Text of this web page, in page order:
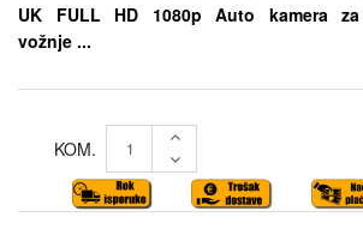
UK FULL HD 1080p Auto kamera
vožnje ...
KOM.